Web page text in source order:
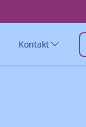
Kontakt